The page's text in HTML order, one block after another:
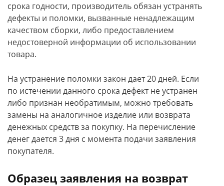
срока годности, производитель обязан устранять
дефекты и поломки, вызванные ненадлежащим
качеством сборки, либо предоставлением
недостоверной информации об использовании
товара.
На устранение поломки закон дает 20 дней. Если
по истечении данного срока дефект не устранен
либо признан необратимым, можно требовать
замены на аналогичное изделие или возврата
денежных средств за покупку. На перечисление
денег дается 3 дня с момента подачи заявления
покупателя.
Образец заявления на возврат